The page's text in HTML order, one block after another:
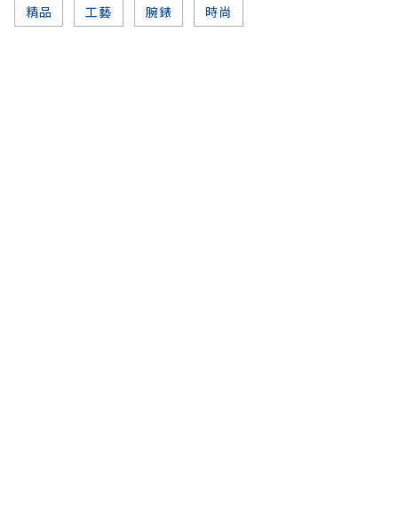
精品 工藝 腕錶 時尚